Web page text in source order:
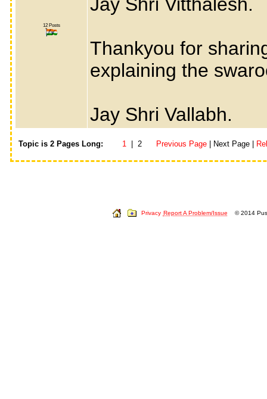
12 Posts
Thankyou for
explaining the
Jay Shri Vallabh.
Topic is 2 Pages Long: 1 | 2 Previous Page | Next Page |
Privacy Report A Problem/Issue © 2014